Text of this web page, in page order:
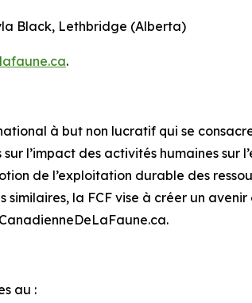
Black, Lethbridge (Alberta)
.
à but non lucratif qui se
l’impact des activités humaines sur
de l’exploitation durable des
la FCF vise à créer un
au :